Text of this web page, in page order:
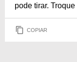
pode tirar.
COPIAR